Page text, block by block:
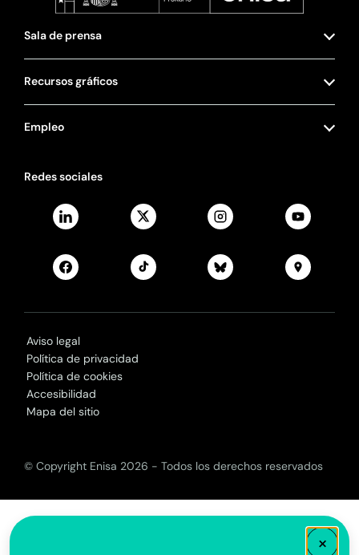
×
Sala de prensa
Recursos gráficos
Empleo
Redes sociales
Aviso legal
Política de privacidad
Política de cookies
Accesibilidad
Mapa del sitio
© Copyright Enisa 2026 - Todos los derechos reservados